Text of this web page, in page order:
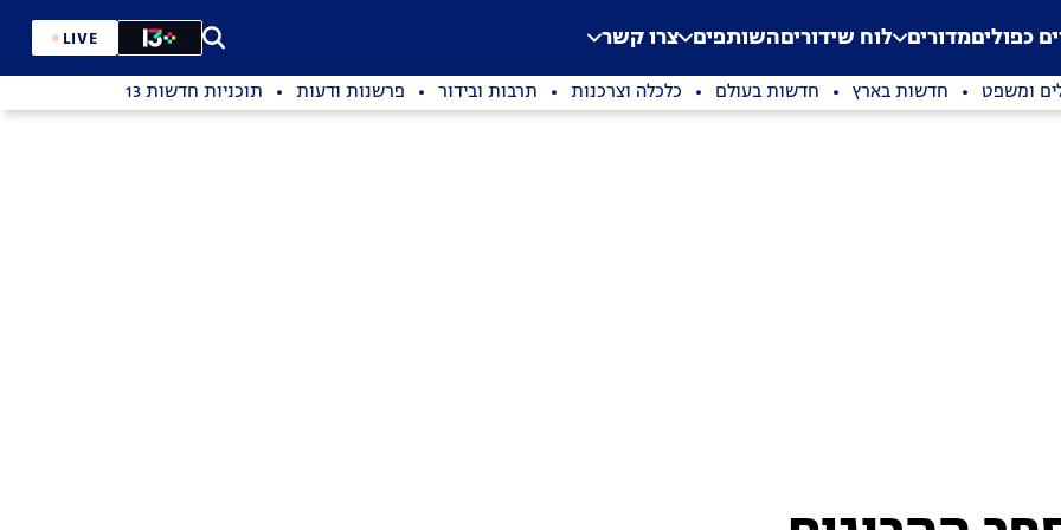
Application error: a
. כפוליםמדורים לוח שידוריםהשותפים צרו קשר LIVE
ומשפט חדשות בארץ חדשות בעולם כלכלה וצרכנות תרבות ובידור פרשנות ודעות תוכניות חדשות 13